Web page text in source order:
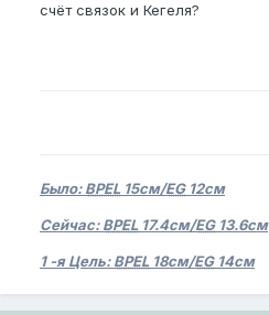
счёт связок и Кегеля?
Было:BPEL 15см/EG12см
Сейчас:BPEL 17.4см/EG13.6см
1 -я Цель:BPEL 18см/EG14см